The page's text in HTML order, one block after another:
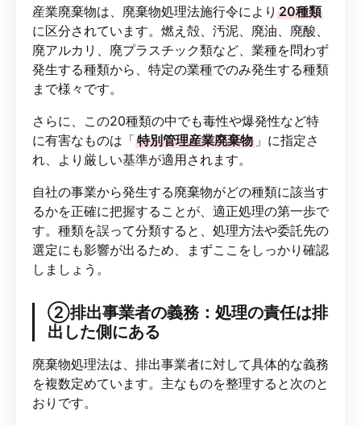
産業廃棄物は、廃棄物処理法施行令により 20種類
に区分されています。燃え殻、汚泥、廃油、廃酸、
廃アルカリ、廃プラスチック類など、業種を問わず
発生する種類から、特定の業種でのみ発生する種類
まで様々です。
さらに、この20種類の中でも毒性や爆発性など特
に有害なものは「特別管理産業廃棄物 」に指定さ
れ、より厳しい基準が適用されます。
自社の事業から発生する廃棄物がどの種類に該当す
るかを正確に把握することが、適正処理の第一歩で
す。種類を誤って分類すると、処理方法や委託先の
選定にも影響が出るため、まずここをしっかり確認
しましょう。
②排出事業者の義務：処理の責任は排
出した側にある
廃棄物処理法は、排出事業者に対して具体的な義務
を複数定めています。主なものを整理すると次のと
おりです。